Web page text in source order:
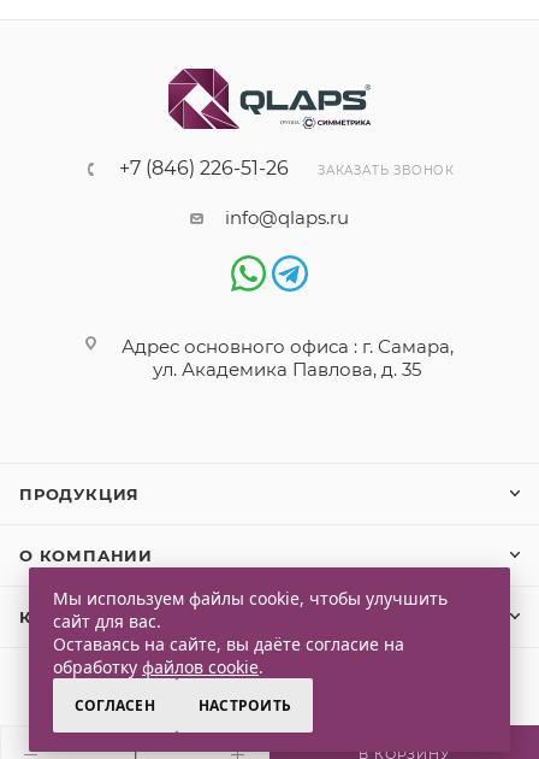
В КОРЗИНУ
+7 (846) 226-51-26 ЗАКАЗАТЬ ЗВОНОК
info@qlaps.ru
Адрес основного офиса : г. Самара,
ул. Академика Павлова, д. 35
ПРОДУКЦИЯ
О КОМПАНИИ
КЛИЕНТАМ
Мы используем файлы cookie, чтобы улучшить
сайт для вас.
Оставаясь на сайте, вы даёте согласие на
обработку файлов cookie.
СОГЛАСЕН НАСТРОИТЬ